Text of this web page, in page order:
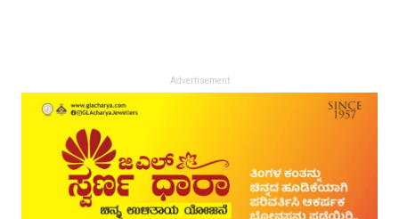
Advertisement